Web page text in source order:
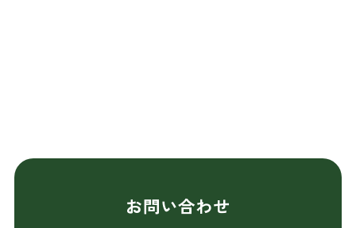
お問い合わせ